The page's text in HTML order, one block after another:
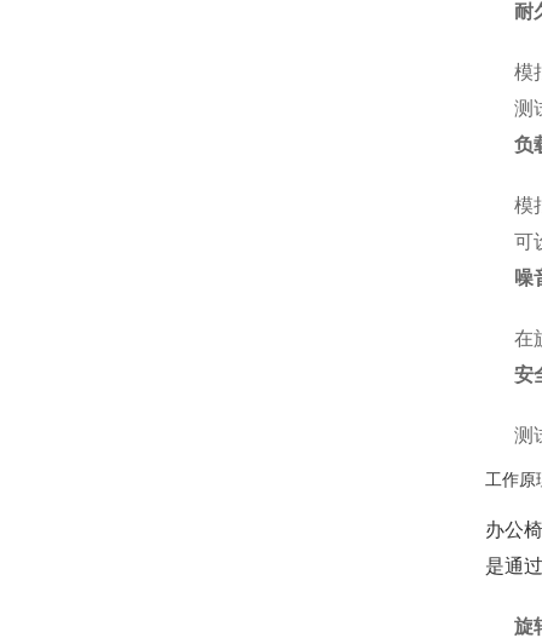
耐
模
测
负
模
可
噪
在
安
测
工作原
办公
是通
旋